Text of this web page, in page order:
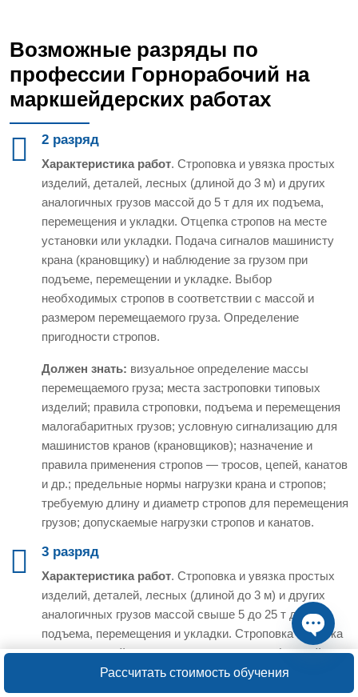
Возможные разряды по
профессии Горнорабочий на
маркшейдерских работах
2 разряд
Характеристика работ. Строповка и увязка простых
изделий, деталей, лесных (длиной до 3 м) и других
аналогичных грузов массой до 5 т для их подъема,
перемещения и укладки. Отцепка стропов на месте
установки или укладки. Подача сигналов машинисту
крана (крановщику) и наблюдение за грузом при
подъеме, перемещении и укладке. Выбор
необходимых стропов в соответствии с массой и
размером перемещаемого груза. Определение
пригодности стропов.
Должен знать: визуальное определение массы
перемещаемого груза; места застроповки типовых
изделий; правила строповки, подъема и перемещения
малогабаритных грузов; условную сигнализацию для
машинистов кранов (крановщиков); назначение и
правила применения стропов — тросов, цепей, канатов
и др.; предельные нормы нагрузки крана и стропов;
требуемую длину и диаметр стропов для перемещения
грузов; допускаемые нагрузки стропов и канатов.
3 разряд
Характеристика работ. Строповка и увязка простых
изделий, деталей, лесных (длиной до 3 м) и других
аналогичных грузов массой свыше 5 до 25 т для их
подъема, перемещения и укладки. Строповка и увязка
грузов средней сложности, лесных грузов (длиной
свыше 3 до 6 м), изделий, деталей и узлов с
установкой их на станок, подмостей и других
Open
Рассчитать стоимость обучения